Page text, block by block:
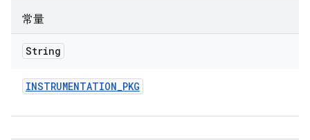
常量
String
INSTRUMENTATION_PKG